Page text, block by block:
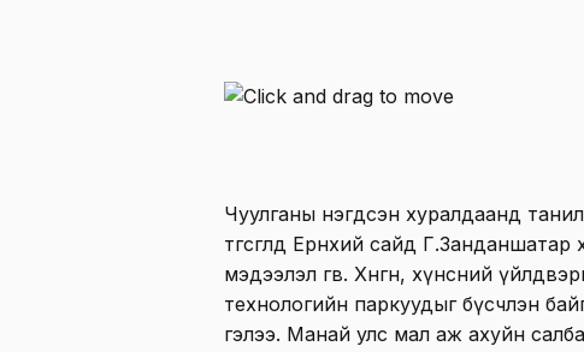
Чуулганы нэгдсэн хуралдаанд
төгсгөлд Ерөнхий сайд Г.Занданшатар
мэдээлэл өгөв. Хөнгөн, хүнсний
технологийн паркуудыг бүсчлэн
гэлээ. Манай улс мал аж ахуйн